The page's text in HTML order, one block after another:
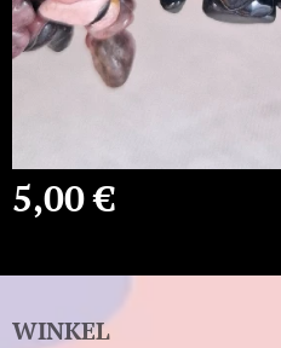
5,00€
WINKEL